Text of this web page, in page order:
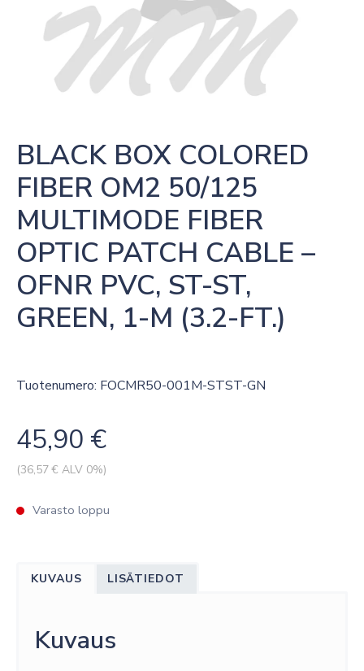
BLACK BOX COLORED
FIBER OM2 50/125
MULTIMODE FIBER
OPTIC PATCH CABLE –
OFNR PVC, ST-ST,
GREEN, 1-M (3.2-FT.)
Tuotenumero: FOCMR50-001M-STST-GN
45,90 €
(36,57€ ALV 0%)
Varasto loppu
KUVAUS LISÄTIEDOT
Kuvaus